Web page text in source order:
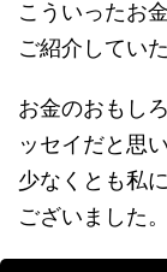
こういったお
ご紹介してい
お金のおもし
ッセイだと思い
少なくとも私
ございました。